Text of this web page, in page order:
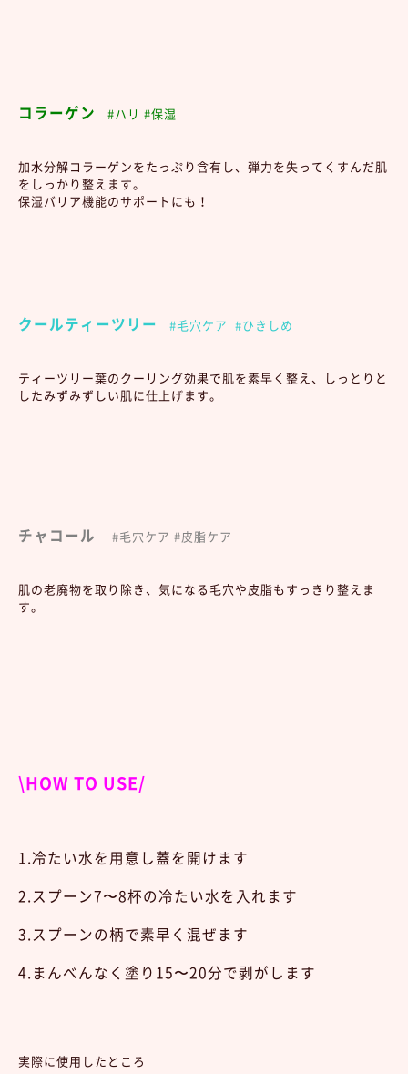
コラーゲン #ハリ #保湿
加水分解コラーゲンをたっぷり含有し、弾力を失ってくすんだ肌
をしっかり整えます。
保湿バリア機能のサポートにも！
クールティーツリー #毛穴ケア #ひきしめ
ティーツリー葉のクーリング効果で肌を素早く整え、しっとりと
したみずみずしい肌に仕上げます。
チャコール #毛穴ケア #皮脂ケア
肌の老廃物を取り除き、気になる毛穴や皮脂もすっきり整えま
す。
\HOW TO USE/
1.冷たい水を用意し蓋を開けます
2.スプーン7〜8杯の冷たい水を入れます
3.スプーンの柄で素早く混ぜます
4.まんべんなく塗り15〜20分で剥がします
実際に使用したところ